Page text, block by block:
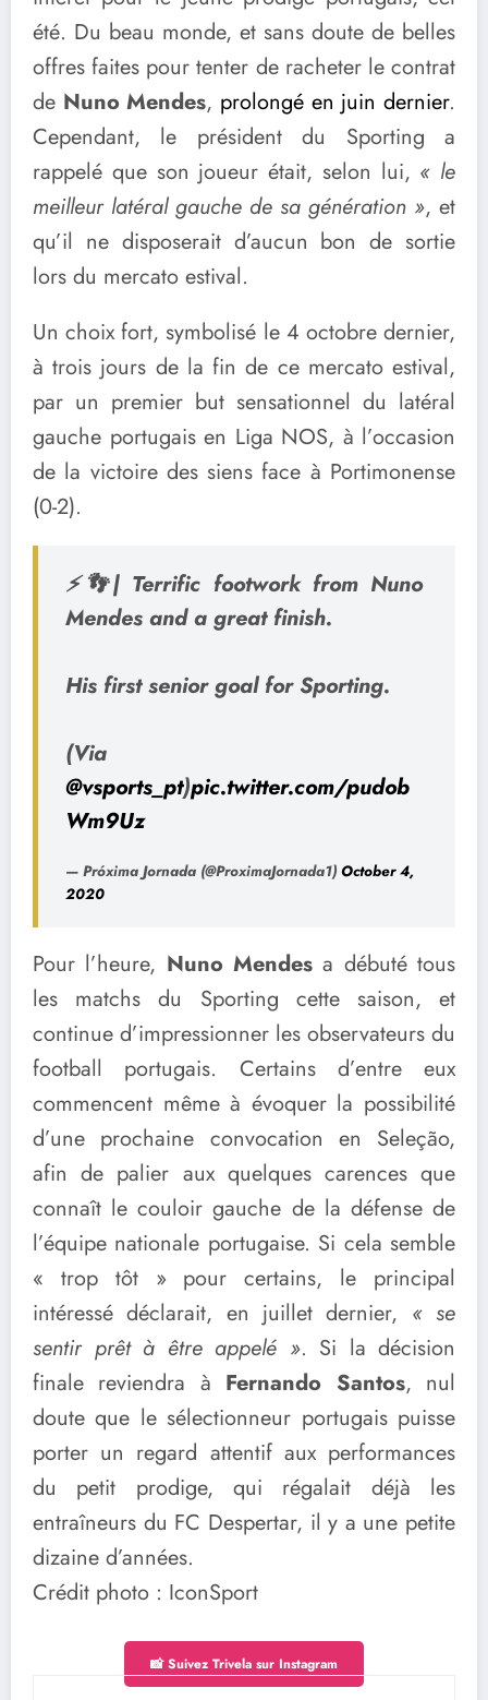
été. Du beau monde, et sans doute de belles
offres faites pour tenter de racheter le contrat
de Nuno Mendes, prolongé en juin dernier.
Cependant, le président du Sporting a
rappelé que son joueur était, selon lui, « le
meilleur latéral gauche de sa génération », et
qu’il ne disposerait d’aucun bon de sortie
lors du mercato estival.
Un choix fort, symbolisé le 4 octobre dernier,
à trois jours de la fin de ce mercato estival,
par un premier but sensationnel du latéral
gauche portugais en Liga NOS, à l’occasion
de la victoire des siens face à Portimonense
(0-2).
⚡️👣| Terrific footwork from Nuno
Mendes and a great finish.
His first senior goal for Sporting.
(Via
@vsports_pt)pic.twitter.com/pudob
Wm9Uz
— Próxima Jornada (@ProximaJornada1) October 4,
2020
Pour l’heure, Nuno Mendesa débuté tous
les matchs du Sporting cette saison, et
continue d’impressionner les observateurs du
football portugais. Certains d’entre eux
commencent même à évoquer la possibilité
d’une prochaine convocation en Seleção,
afin de palier aux quelques carences que
connaît le couloir gauche de la défense de
l’équipe nationale portugaise. Si cela semble
« trop tôt » pour certains, le principal
intéressé déclarait, en juillet dernier, « se
sentir prêt à être appelé ». Si la décision
finale reviendra à Fernando Santos, nul
doute que le sélectionneur portugais puisse
porter un regard attentif aux performances
du petit prodige, qui régalait déjà les
entraîneurs du FC Despertar, il y a une petite
dizaine d’années.
Crédit photo : IconSport
📸 Suivez Trivela sur Instagram